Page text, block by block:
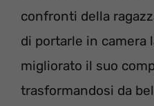
confronti della
di portarle in camera
migliorato il suo
trasformandosi da